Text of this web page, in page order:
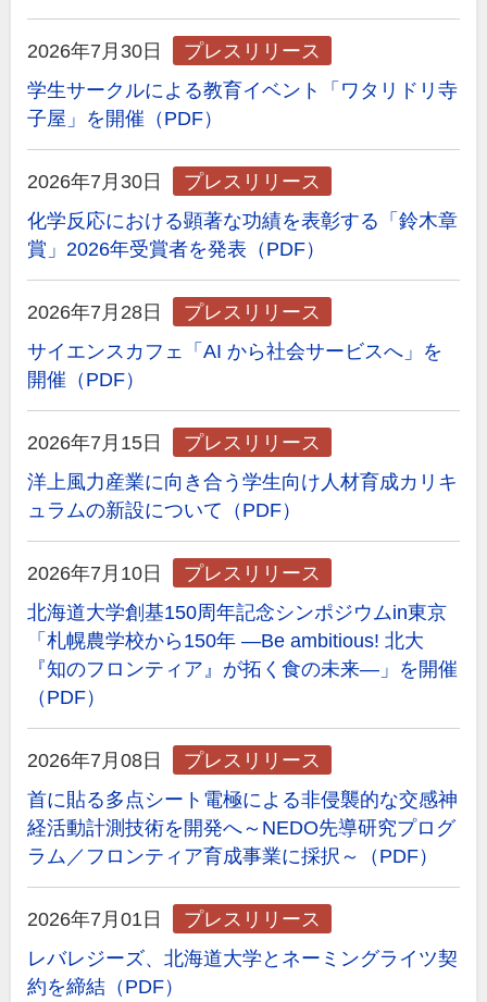
2026年7月30日
プレスリリース
学生サークルによる教育イベント「ワタリドリ寺
子屋」を開催（PDF）
2026年7月30日
プレスリリース
化学反応における顕著な功績を表彰する「鈴木章
賞」2026年受賞者を発表（PDF）
2026年7月28日
プレスリリース
サイエンスカフェ「AI から社会サービスへ」を
開催（PDF）
2026年7月15日
プレスリリース
洋上風力産業に向き合う学生向け人材育成カリキ
ュラムの新設について（PDF）
2026年7月10日
プレスリリース
北海道大学創基150周年記念シンポジウムin東京
「札幌農学校から150年 ―Be ambitious! 北大
『知のフロンティア』が拓く食の未来―」を開催
（PDF）
2026年7月08日
プレスリリース
首に貼る多点シート電極による非侵襲的な交感神
経活動計測技術を開発へ～NEDO先導研究プログ
ラム／フロンティア育成事業に採択～（PDF）
2026年7月01日
プレスリリース
レバレジーズ、北海道大学とネーミングライツ契
約を締結（PDF）